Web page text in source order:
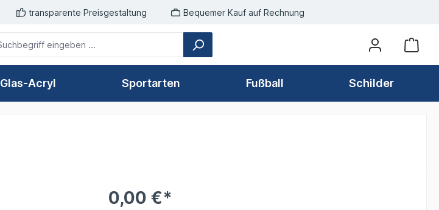
transparente Preisgestaltung Bequemer Kauf auf Rechnung
Glas-Acryl Sportarten Fußball Schilder
0,00 €*